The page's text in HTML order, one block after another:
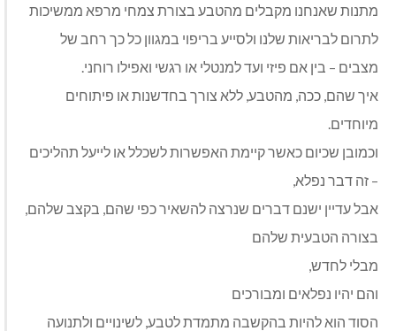
מתנות שאנחנו מקבלים מהטבע בצורת צמחי מרפא ממשיכות
לתרום לבריאות שלנו ולסייע בריפוי במגוון כל כך רחב של
מצבים – בין אם פיזי ועד למנטלי או רגשי ואפילו רוחני.
איך שהם, ככה, מהטבע, ללא צורך בחדשנות או פיתוחים
מיוחדים.
וכמובן שכיום כאשר קיימת האפשרות לשכלל או לייעל תהליכים
– זה דבר נפלא,
אבל עדיין ישנם דברים שנרצה להשאיר כפי שהם, בקצב שלהם,
בצורה הטבעית שלהם
מבלי לחדש,
והם יהיו נפלאים ומבורכים
הסוד הוא להיות בהקשבה מתמדת לטבע, לשינויים ולתנועה